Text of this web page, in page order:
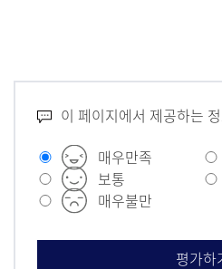
이 페이지에서 제공하는
매우만족
보통
매우불만